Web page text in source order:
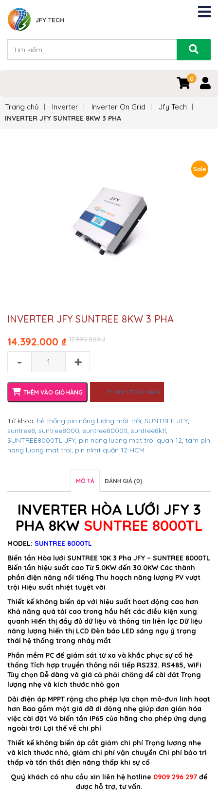
0
Trang chủ Inverter Inverter On Grid Jfy Tech
INVERTER JFY SUNTREE 8KW 3 PHA
Sale
INVERTER JFY SUNTREE 8KW 3 PHA
17.990.000₫Original
14.392.000 ₫
Current
- +
THÊM VÀO GIỎ HÀNG THANH TOÁN NGAY
Từ khóa: hệ thống pin năng lượng mặt trời, SUNTREE JFY,
suntree8, suntree8000, suntree8000tl, suntree8ktl,
SUNTREE8000TL JFY, pin nang luong mat troi quan 12, tam pin
nang luong mat troi, pin nlmt quận 12 HCM
MÔ TẢ ĐÁNH GIÁ (0)
INVERTER HÒA LƯỚI JFY 3
PHA 8KW SUNTREE 8000TL
MODEL: SUNTREE 8000TL
Biến tần Hòa lưới SUNTREE 10K 3 Pha JFY – SUNTREE 8000TL
Biến tần hiệu suất cao Từ 5.0KW đến 30.0KW Các thành
phần điện năng nổi tiếng Thu hoạch năng lượng PV vượt
trội Hiệu suất nhiệt tuyệt vời
Thiết kế không biến áp với hiệu suất hoạt động cao hơn
Khả năng quá tải cao trong hầu hết các điều kiện xung
quanh Hiển thị đầy đủ dữ liệu và thông tin liên lạc Dữ liệu
năng lượng hiển thị LCD Đèn báo LED sáng ngụ ý trạng
thái hệ thống trong nháy mắt
Phần mềm PC để giám sát từ xa và khắc phục sự cố hệ
thống Tích hợp truyền thông nối tiếp RS232. RS485, WiFi
Tùy chọn Dễ dàng và giá cả phải chăng để cài đặt Trọng
lượng nhẹ và kích thước nhỏ gọn
Dải điện áp MPPT rộng cho phép lựa chọn mô-đun linh hoạt
hơn Bao gồm một giá đỡ di động nhẹ giúp đơn giản hóa
việc cài đặt Vỏ biến tần IP65 của hãng cho phép ứng dụng
ngoài trời Lợi thế về chi phí
Thiết kế không biến áp cắt giảm chi phí Trọng lượng nhẹ
và kích thước nhỏ, giảm chi phí vận chuyển Chi phí bảo trì
thấp và tổn thất điện năng thấp khi sự cố
Quý khách có nhu cầu xin liên hệ hotline 0909 296 297 để
được hỗ trợ, tư vấn.